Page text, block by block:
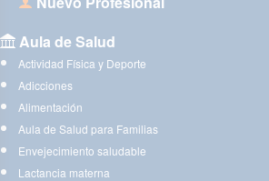
Aula de Salud
Actividad Física y Deporte
Adicciones
Alimentación
Aula de Salud para Familias
Envejecimiento saludable
Lactancia materna